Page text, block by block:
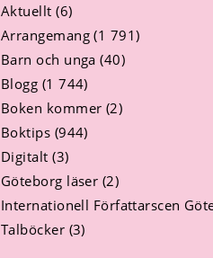
Aktuellt (6)
Arrangemang(1 791)
Barn och unga (40)
Blogg (1 744)
Boken kommer (2)
Boktips (944)
Digitalt (3)
Göteborg läser (2)
Internationell Författarscen
Talböcker (3)